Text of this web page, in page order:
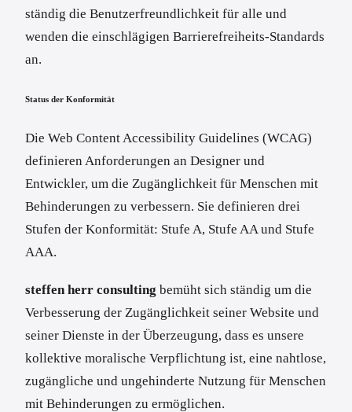
ständig die Benutzerfreundlichkeit für alle und
wenden die einschlägigen Barrierefreiheits-Standards
an.
Status der Konformität
Die Web Content Accessibility Guidelines (WCAG)
definieren Anforderungen an Designer und
Entwickler, um die Zugänglichkeit für Menschen mit
Behinderungen zu verbessern. Sie definieren drei
Stufen der Konformität: Stufe A, Stufe AA und Stufe
AAA.
steffen herr consulting bemüht sich ständig um die
Verbesserung der Zugänglichkeit seiner Website und
seiner Dienste in der Überzeugung, dass es unsere
kollektive moralische Verpflichtung ist, eine nahtlose,
zugängliche und ungehinderte Nutzung für Menschen
mit Behinderungen zu ermöglichen.